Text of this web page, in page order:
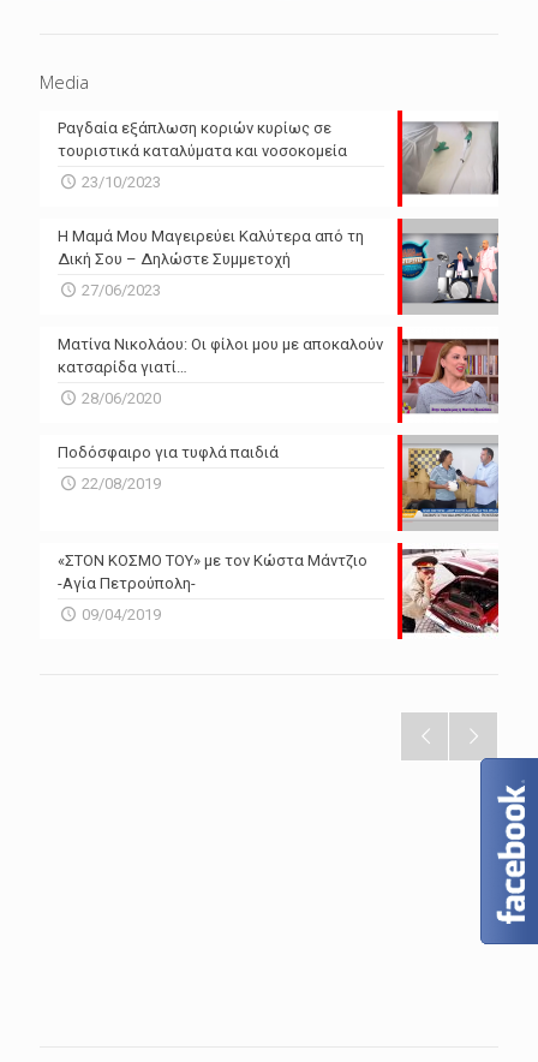
Media
Ραγδαία εξάπλωση κοριών κυρίως σε
τουριστικά καταλύματα και νοσοκομεία
23/10/2023
Η Μαμά Μου Μαγειρεύει Καλύτερα από τη
Δική Σου – Δηλώστε Συμμετοχή
27/06/2023
Ματίνα Νικολάου: Οι φίλοι μου με αποκαλούν
κατσαρίδα γιατί…
28/06/2020
Ποδόσφαιρο για τυφλά παιδιά
22/08/2019
«ΣΤΟΝ ΚΟΣΜΟ ΤΟΥ» με τον Κώστα Μάντζιο
-Αγία Πετρούπολη-
09/04/2019